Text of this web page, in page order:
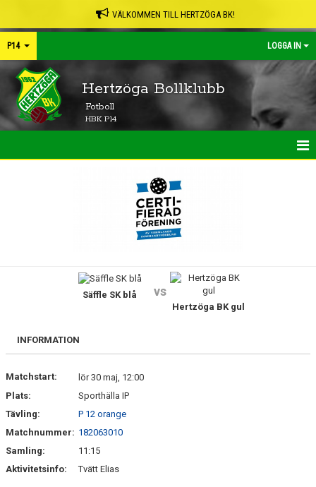
VÄLKOMMEN TILL HERTZÖGA BK!
P14 LOGGA IN
Hertzöga Bollklubb
Fotboll
HBK P14
DOKUMENT
GÄSTBOK
Säffle SK blå vs
Hertzöga BK gul
INFORMATION
Matchstart:
lör 30 maj, 12:00
Plats:
Sporthälla IP
Tävling:
P 12 orange
Matchnummer: 182063010
Samling:
11:15
Aktivitetsinfo:
Tvätt Elias